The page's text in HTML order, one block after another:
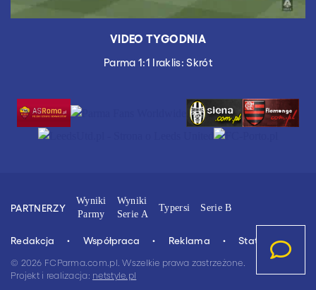
VIDEO TYGODNIA
Parma 1:1 Iraklis: Skrót
Redakcja Współpraca Reklama
Stat.4u.pl
© 2026 FCParma.com.pl. Wszelkie prawa zastrzeżone.
Projekt i realizacja: netstyle.pl
PARTNERZY
Wyniki
Parmy
Wyniki
Serie A
Typersi Serie B